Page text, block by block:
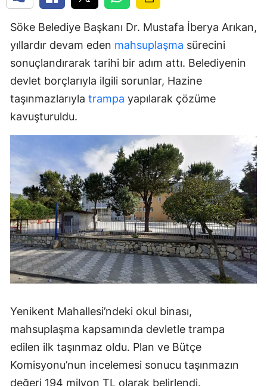
Söke Belediye Başkanı Dr. Mustafa İberya Arıkan,
yıllardır devam eden mahsuplaşma sürecini
sonuçlandırarak tarihi bir adım attı. Belediyenin
devlet borçlarıyla ilgili sorunlar, Hazine
taşınmazlarıyla trampa yapılarak çözüme
kavuşturuldu.
Yenikent Mahallesi’ndeki okul binası,
mahsuplaşma kapsamında devletle trampa
edilen ilk taşınmaz oldu. Plan ve Bütçe
Komisyonu’nun incelemesi sonucu taşınmazın
değeri 194 milyon TL olarak belirlendi.